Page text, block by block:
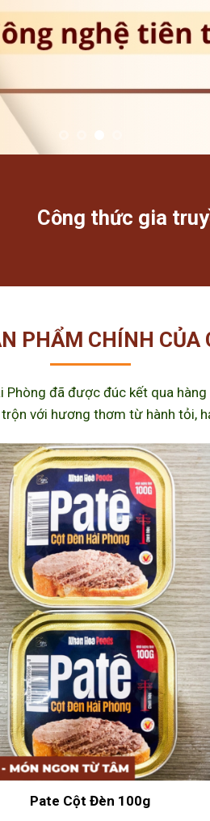
Công thức gia
PHẨM CHÍNH CỦA
đã được đúc kết qua
với hương thơm từ hành tỏi,
Pate Cột Đèn 100g